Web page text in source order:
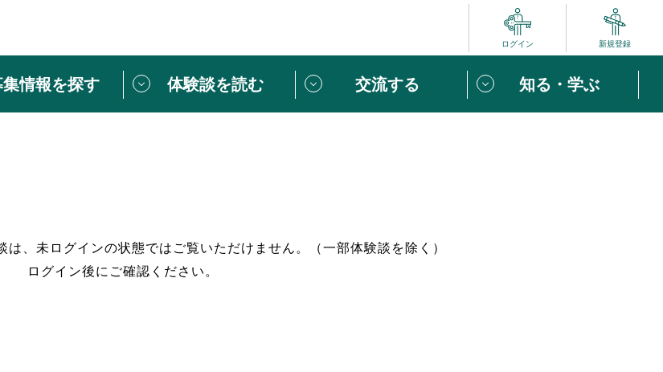
ログイン 新規登録
ークとは ボランティアはじめての方へ
集情報を探す 体験談を読む 交流する 知る・学ぶ
スペシャルインタビュー
ボランティアはじめの一歩
、未ログインの状態ではご覧いただけません。（一部体験談を除く）
ログイン後にご確認ください。